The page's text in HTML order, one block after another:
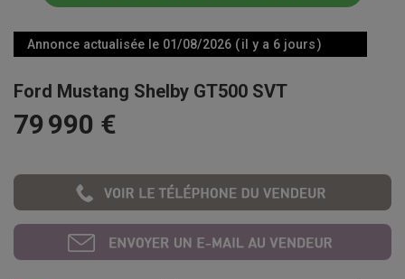
Annonce actualisée le 01/08/2026 ( il y a 6 jours )
Ford Mustang Shelby GT500 SVT
79 990 €